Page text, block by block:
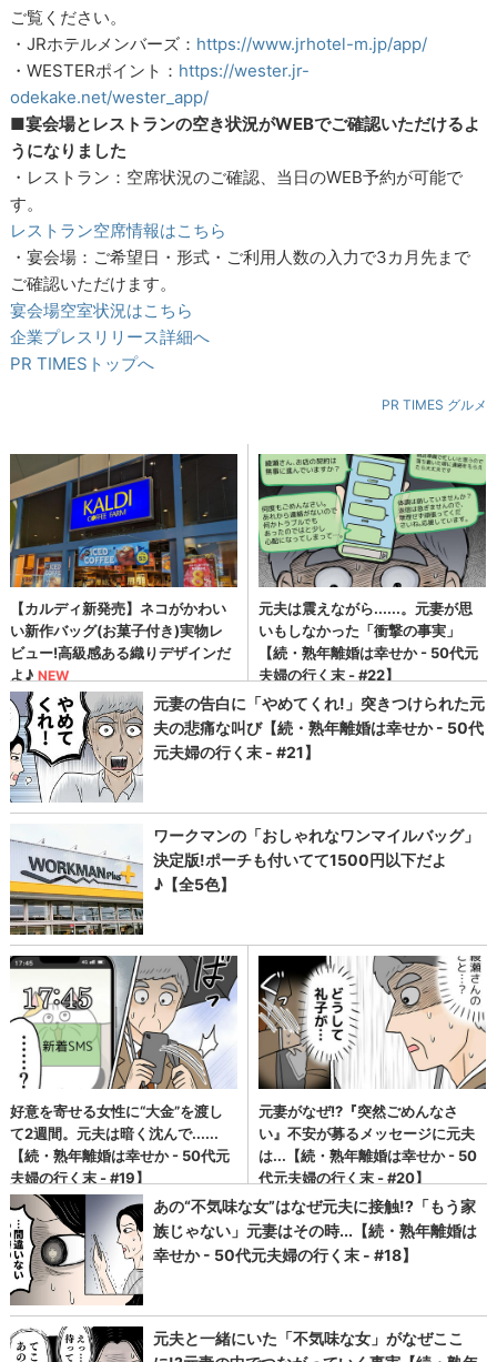
ご覧ください。
・JRホテルメンバーズ： https://www.jrhotel-m.jp/app/
・WESTERポイント： https://wester.jr-
odekake.net/wester_app/
■宴会場とレストランの空き状況がWEBでご確認いただけるよ
うになりました
・レストラン：空席状況のご確認、当日のWEB予約が可能で
す。
レストラン空席情報はこちら
・宴会場：ご希望日・形式・ご利用人数の入力で3カ月先まで
ご確認いただけます。
宴会場空室状況はこちら
企業プレスリリース詳細へ
PR TIMESトップへ
PR TIMES グルメ